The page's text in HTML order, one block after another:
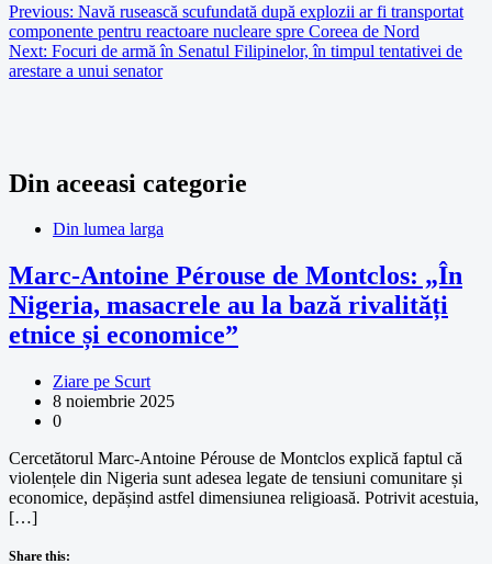
Previous: Navă rusească scufundată după explozii ar fi transportat
componente pentru reactoare nucleare spre Coreea de Nord
Next: Focuri de armă în Senatul Filipinelor, în timpul tentativei de
arestare a unui senator
Din aceeasi categorie
Din lumea larga
Marc-Antoine Pérouse de Montclos: „În
Nigeria, masacrele au la bază rivalități
etnice și economice”
Ziare pe Scurt
8 noiembrie 2025
0
Cercetătorul Marc-Antoine Pérouse de Montclos explică faptul că
violențele din Nigeria sunt adesea legate de tensiuni comunitare și
economice, depășind astfel dimensiunea religioasă. Potrivit acestuia,
[…]
Share this: